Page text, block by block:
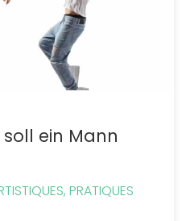
ein Mann
, PRATIQUES